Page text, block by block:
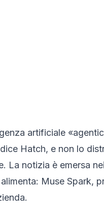
artificiale
Hatch, e non lo
La notizia è emersa
Muse Spark,